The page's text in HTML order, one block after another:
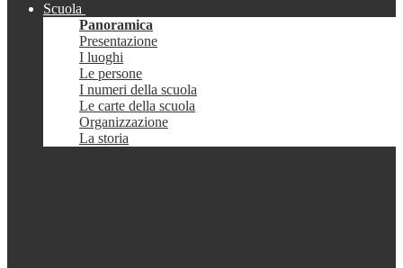
Scuola
Panoramica
Presentazione
I luoghi
Le persone
I numeri della scuola
Le carte della scuola
Organizzazione
La storia